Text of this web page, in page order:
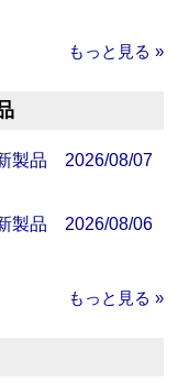
もっと見る »
製品 2026/08/07
製品 2026/08/06
もっと見る »